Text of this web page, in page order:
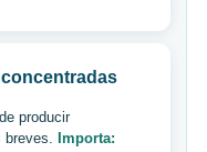
producir
Importa: